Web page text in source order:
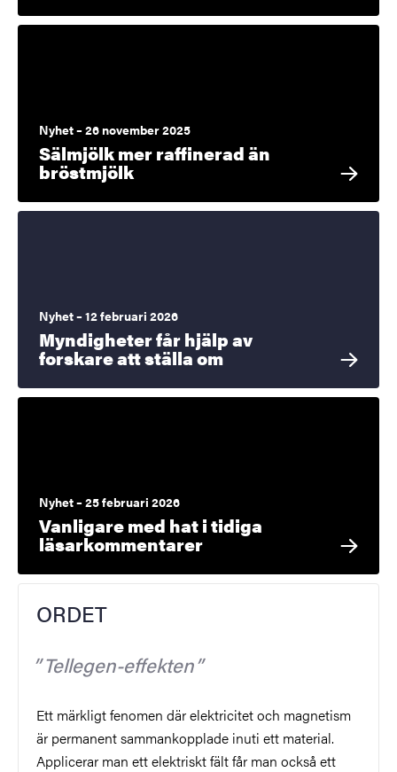
Nyhet – 26 november 2025
Sälmjölk mer raffinerad än
bröstmjölk
Nyhet – 12 februari 2026
Myndigheter får hjälp av
forskare att ställa om
Nyhet – 25 februari 2026
Vanligare med hat i tidiga
läsarkommentarer
ORDET
Tellegen-effekten
Ett märkligt fenomen där elektricitet och magnetism
är permanent sammankopplade inuti ett material.
Applicerar man ett elektriskt fält får man också ett